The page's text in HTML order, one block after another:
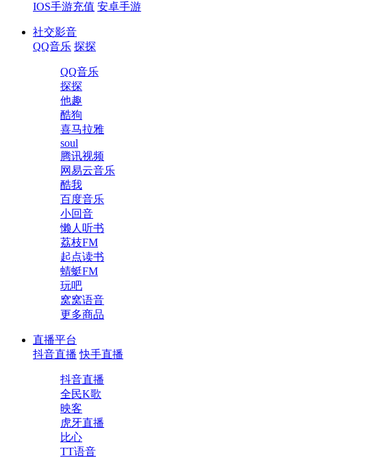
IOS手游充值 安卓手游
社交影音
QQ音乐 探探
QQ音乐
探探
他趣
酷狗
喜马拉雅
soul
腾讯视频
网易云音乐
酷我
百度音乐
小回音
懒人听书
荔枝FM
起点读书
蜻蜓FM
玩吧
窝窝语音
更多商品
直播平台
抖音直播 快手直播
抖音直播
全民K歌
映客
虎牙直播
比心
TT语音